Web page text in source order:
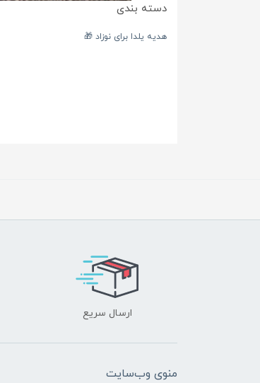
دسته بندی
هدیه یلدا برای نوزاد 🎁
ارسال سریع
منوی وب‌سایت